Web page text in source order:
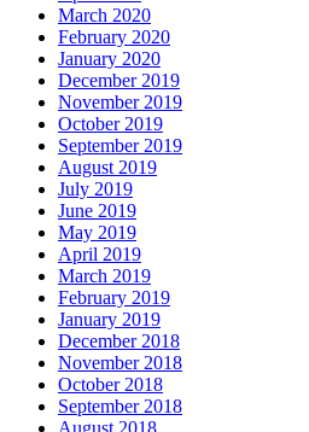
March 2020
February 2020
January 2020
December 2019
November 2019
October 2019
September 2019
August 2019
July 2019
June 2019
May 2019
April 2019
March 2019
February 2019
January 2019
December 2018
November 2018
October 2018
September 2018
August 2018